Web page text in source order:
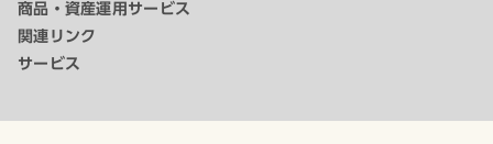
商品・資産運用サービス
関連リンク
サービス